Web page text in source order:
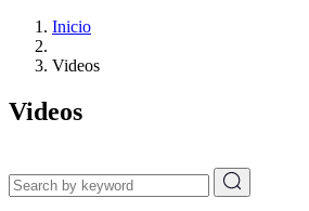
Inicio
Videos
Videos